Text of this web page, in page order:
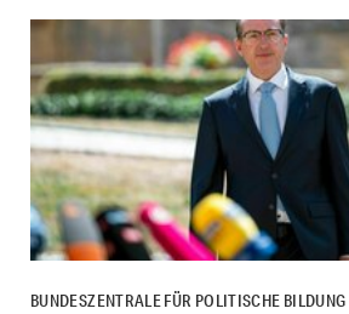
BUNDESZENTRALE FÜR POLITISCHE BILDUNG